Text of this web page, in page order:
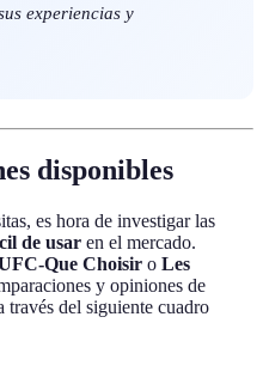
experiencias y
disponibles
es hora de investigar las
de usar en el mercado.
Que Choisir o Les
y opiniones de
través del siguiente cuadro